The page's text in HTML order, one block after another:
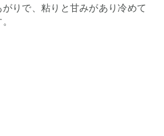
りで、粘りと甘みがあり冷めて